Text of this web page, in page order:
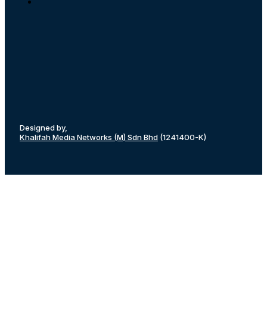
Designed by,
Khalifah Media Networks (M) Sdn Bhd (1241400-K)